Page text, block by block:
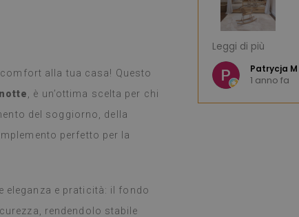
alla tua casa! Questo
, è un’ottima scelta per chi
del soggiorno, della
perfetto per la
eleganza e praticità: il fondo
rendendolo stabile
entro una settimana e, come
e applicare è stato facilissimo e
Sono molto soddisfatta e
un adesivo così sottile possa
Le sto usando da una
puliscono facilmente con un
di sporco o macchie. Le
Sono molto
bellissima.
:)
Leggi di più
Patrycja M
1 anno fa